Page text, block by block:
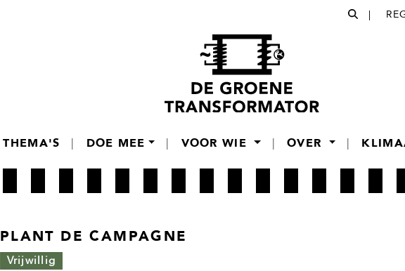
|
THEMA'S | DOE MEE | VOOR WIE | OVER |
PLANT DE CAMPAGNE
Vrijwillig